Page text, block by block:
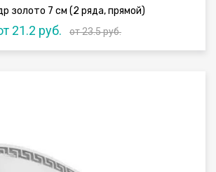
золото 7 см (2 ряда, прямой)
21.2 руб. от 23.5 руб.